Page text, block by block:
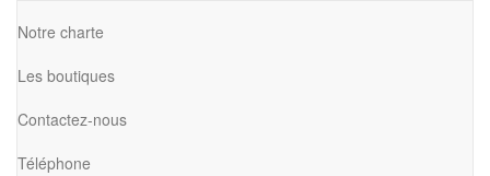
Notre charte
Les boutiques
Contactez-nous
Téléphone